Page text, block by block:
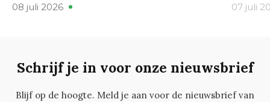
08 juli 2026 07 juli
Schrijf je in voor onze nieuwsbrief
Blijf op de hoogte. Meld je aan voor de nieuwsbrief van